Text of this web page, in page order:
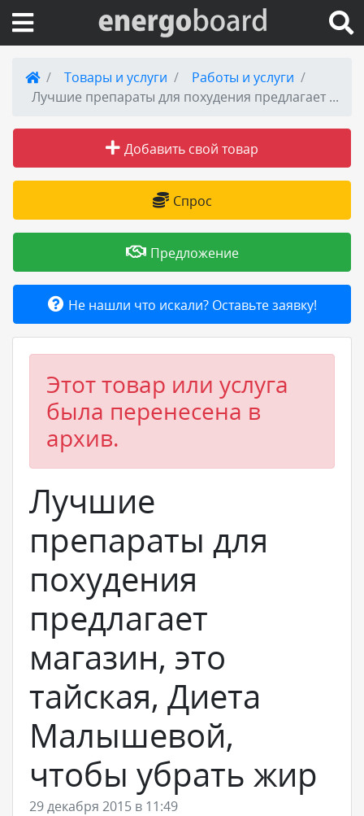
Вход на сайт
Публикации
Товары и услуги
Добавить товар или услугу
Товары и услуги
Работы и услуги
Лучшие препараты для похудения предлагает магазин, это тайская, Диета Малышевой, чтобы убрать жир
Добавить свой товар
Спрос
Предложение
Не нашли что искали? Оставьте заявку!
Этот товар или услуга
была перенесена в
архив.
Лучшие
препараты для
похудения
предлагает
магазин, это
тайская, Диета
Малышевой,
чтобы убрать жир
29 декабря 2015 в 11:49